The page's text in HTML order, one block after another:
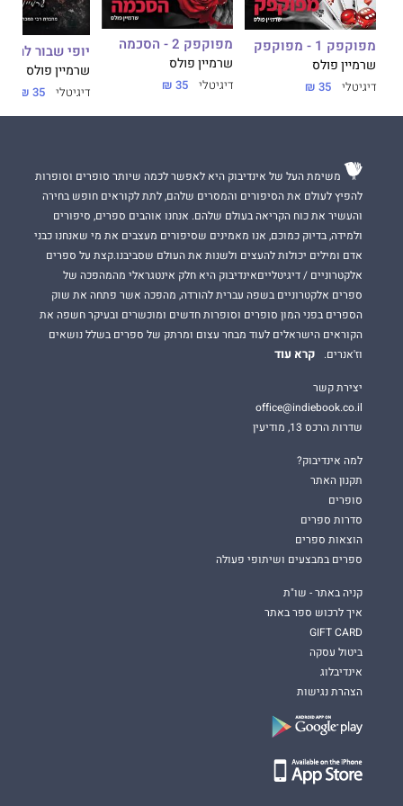
"הסיפור הזה סובב לי את הראש, ובמשך שבעים אחוזים מהזמן, היו
לי פרפורים בלב."קלי, גודרידס.
יהלומים לנצח,
והוא מסתיים בקליף האנגר. יש לקרוא קודם אתאבק יהלומים(ספר
דבר עורכת האתר:
תפניות מפתיעות בעלילה ושפע של מתח.
יצרי, מעורר ועוצר נשימה.
מפוקפק 1 - מפוקפק
שרמיין פולס
דיגיטלי 35 ₪
מפוקפק 2 - הסכמה
שרמיין פולס
דיגיטלי 35 ₪
יופי שבור
שרמיין פולס
דיגיטלי 35 ₪
משימת העל של אינדיבוק היא לאפשר לכמה שיותר סופרים וסופרות
להפיץ לעולם את הסיפורים והמסרים שלהם, לתת לקוראים חופש בחירה
והעשיר את כוח הקריאה בעולם שלהם. אנחנו אוהבים ספרים, סיפורים
ולמידה, בדיוק כמוכם, אנו מאמינים שסיפורים מעצבים את מי שאנחנו כבני
אדם ומילים יכולות להעצים ולשנות את העולם שסביבנו.קצת על ספרים
אלקטרוניים / דיגיטלייםאינדיבוק היא חלק אינטגראלי מהמהפכה של
ספרים אלקטרוניים בשפה עברית להורדה, מהפכה אשר פתחה את שוק
הספרים בפני המון סופרים וסופרות חדשים ומוכשרים ובעיקר חשפה את
הקוראים הישראלים לעוד מבחר עצום ומרתק של ספרים בשלל נושאים
וז'אנרים.
קרא עוד
יצירת קשר
office@indiebook.co.il
שדרות הרכס 13, מודיעין
למה אינדיבוק?
תקנון האתר
סופרים
סדרות ספרים
הוצאות ספרים
ספרים במבצעים ושיתופי פעולה
קניה באתר - שו"ת
איך לרכוש ספר באתר
GIFT CARD
ביטול עסקה
אינדיבלוג
הצהרת נגישות